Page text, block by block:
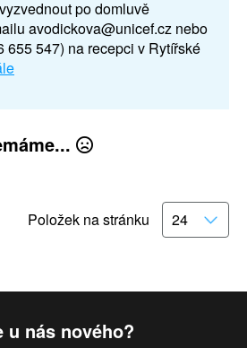
po domluvě
avodickova@unicef.cz nebo
655 547) na recepci v Rytířské
Položek na stránku
u nás nového?